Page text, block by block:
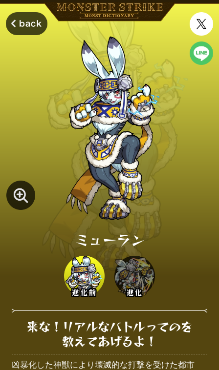
ミューラン
進化前 進化
来な！リアルなバトルってのを
教えてあげるよ！
凶暴化した神獣により壊滅的な打撃を受けた都市